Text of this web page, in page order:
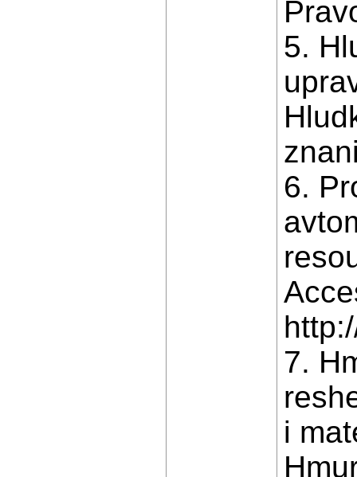
5.
6.
7.
i